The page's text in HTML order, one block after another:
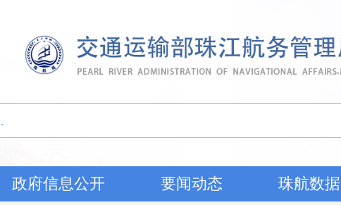
政府信息公开 要闻动态 珠航数据